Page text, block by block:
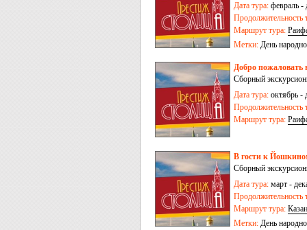
Дата тура: февраль -
Продолжительность
Маршрут тура:
Метки: День
Добро пожаловать
Сборный
Дата тура: октябрь -
Продолжительность
Маршрут тура:
В гости к
Сборный
Дата тура: март -
Продолжительность
Маршрут тура:
Метки: День